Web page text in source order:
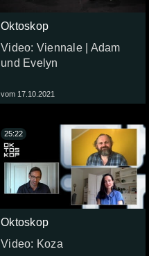
Oktoskop
Video: Viennale | Adam
und Evelyn
vom 17.10.2021
Oktoskop
Video: Koza
25:22